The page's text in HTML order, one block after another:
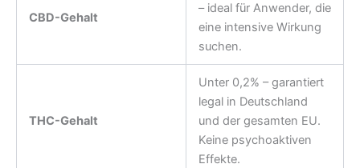
CBD-Gehalt
– ideal für Anwender, die
eine intensive Wirkung
suchen.
THC-Gehalt
Unter 0,2% – garantiert
legal in Deutschland
und der gesamten EU.
Keine psychoaktiven
Effekte.